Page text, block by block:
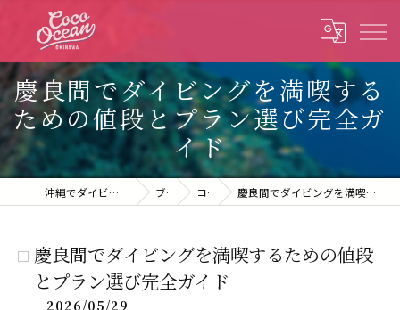
慶良間でダイビングを満喫する
ための値段とプラン選び完全ガ
イド
沖縄でダイビングならcoco ocean沖縄 ブログ コラム 慶良間でダイビングを満喫するための値段とプラン選び完全ガイド
慶良間でダイビングを満喫するための値段
とプラン選び完全ガイド
2026/05/29